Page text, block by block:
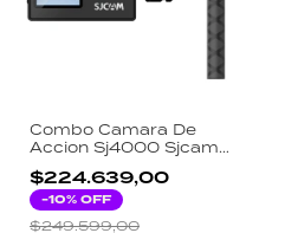
Combo Camara De
Accion Sj4000 Sjcam
Doble Pantalla 4k +
Memoria Card 128gb
Micro SD + Palo Baston
Selfies Sjcam
$224.639,00
-10% OFF
$249.599,00